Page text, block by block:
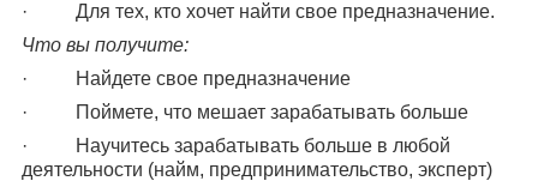
· Для тех, кто хочет найти свое предназначение.
Что вы получите:
· Найдете свое предназначение
· Поймете, что мешает зарабатывать больше
· Научитесь зарабатывать больше в любой
деятельности (найм, предпринимательство, эксперт)